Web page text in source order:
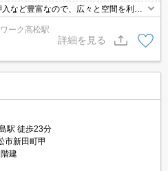
など豊富なので、広々と空間を利用
台はコンセントや照明、大きな鏡な
度の際に役立ちます。共用部にはエ
など様々な設備やサービスが揃ってい
る上で欠かせないエアコンが設置さ
ーク高松駅
詳細を見る
駅 徒歩23分
市新田町甲
建